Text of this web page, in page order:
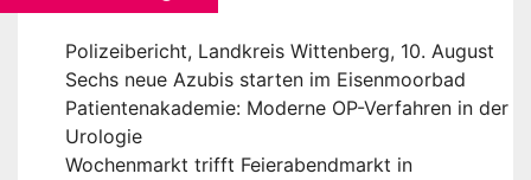
Polizeibericht, Landkreis Wittenberg, 10. August
Sechs neue Azubis starten im Eisenmoorbad
Patientenakademie: Moderne OP-Verfahren in der
Urologie
Wochenmarkt trifft Feierabendmarkt in